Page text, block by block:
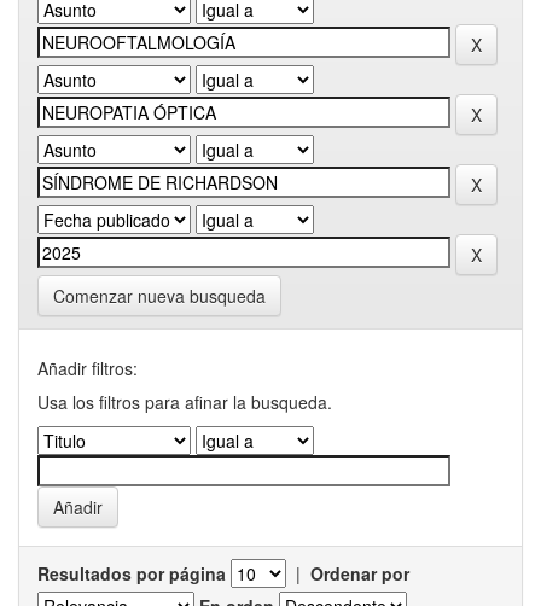
Comenzar nueva busqueda
Añadir filtros:
Usa los filtros para afinar la busqueda.
Resultados por página | Ordenar por